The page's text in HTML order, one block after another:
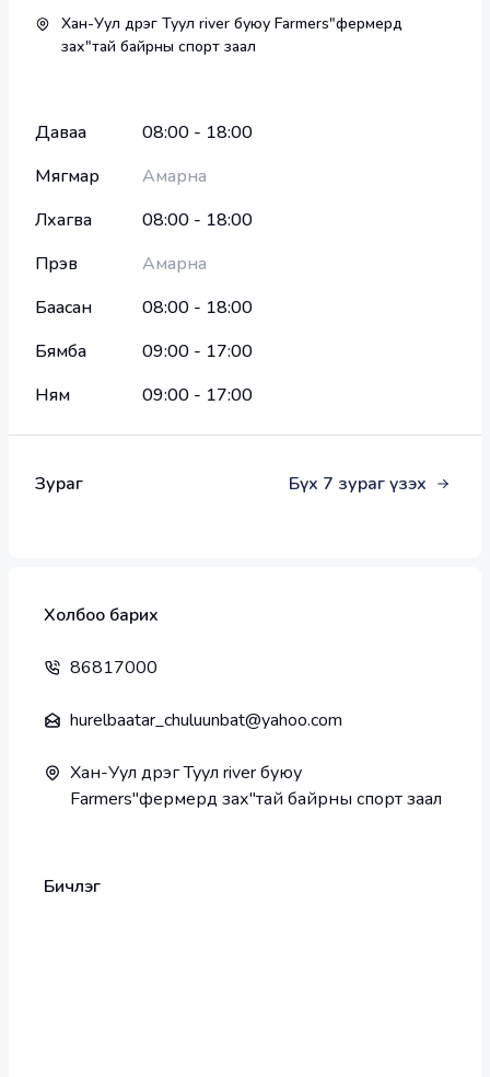
спортоор хичээллэх таатай орчин бүрдүүлэх
уялдуулан өндөр зэрэгтэй тамирчдыг
юм.
Хан-Уул дүүрэг Туул river буюу Farmers"фермерүүд
зах"тай байрны спорт заал
Даваа 08:00 - 18:00
Мягмар
Амарна
Лхагва
08:00 - 18:00
Пүрэв
Амарна
Баасан
08:00 - 18:00
Бямба
09:00 - 17:00
Ням
09:00 - 17:00
Зураг Бүх 7 зураг үзэх
Холбоо барих
86817000
hurelbaatar_chuluunbat@yahoo.com
Хан-Уул дүүрэг Туул river буюу
Farmers"фермерүүд зах"тай байрны спорт заал
Бичлэг